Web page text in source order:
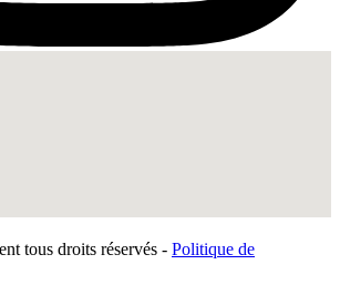
tous droits réservés - Politique de